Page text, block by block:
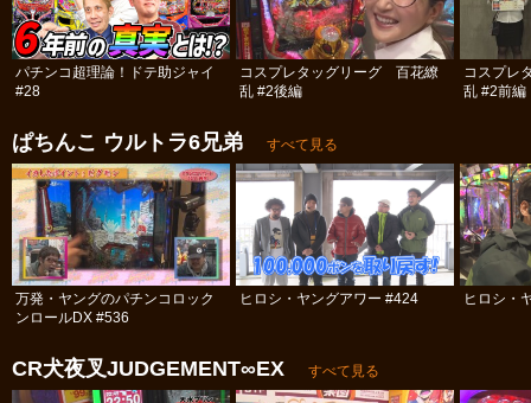
パチンコ超理論！ドテ助ジャイ
#28
コスプレタッグリーグ 百花繚
乱 #2後編
コスプレ
乱 #2前編
ぱちんこ ウルトラ6兄弟 すべて見る
万発・ヤングのパチンコロック
ンロールDX #536
ヒロシ・ヤングアワー #424 ヒロシ・
CR犬夜叉JUDGEMENT∞EX すべて見る